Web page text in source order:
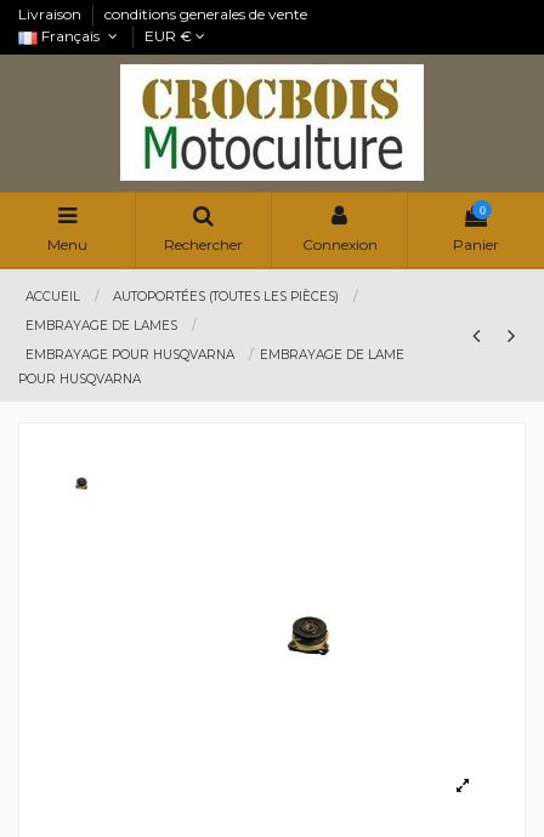
Livraison
conditions generales de vente
Français
EUR €
Menu Rechercher Connexion
0
Panier
ACCUEIL
AUTOPORTÉES (TOUTES LES PIÈCES)
EMBRAYAGE DE LAMES
EMBRAYAGE POUR HUSQVARNA
EMBRAYAGE DE LAME
POUR HUSQVARNA